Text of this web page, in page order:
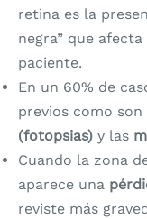
retina es la
negra” que
paciente.
En un 60% de
previos como son
(fotopsias) y las
Cuando la zona
aparece una
reviste más